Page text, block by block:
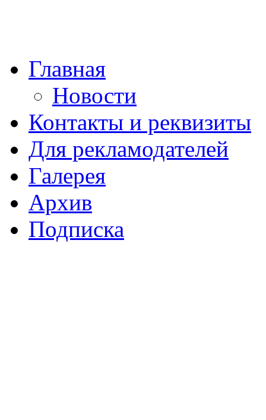
Главная
Новости
Контакты и реквизиты
Для рекламодателей
Галерея
Архив
Подписка